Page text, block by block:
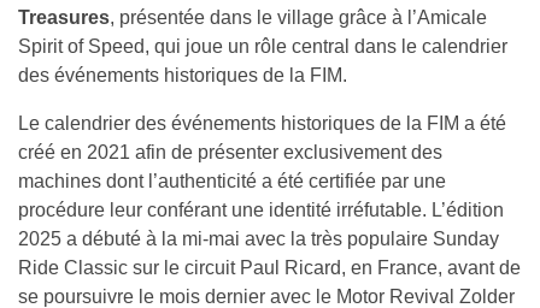
Treasures, présentée dans le village grâce à l’Amicale
Spirit of Speed, qui joue un rôle central dans le calendrier
des événements historiques de la FIM.
Le calendrier des événements historiques de la FIM a été
créé en 2021 afin de présenter exclusivement des
machines dont l’authenticité a été certifiée par une
procédure leur conférant une identité irréfutable. L’édition
2025 a débuté à la mi-mai avec la très populaire Sunday
Ride Classic sur le circuit Paul Ricard, en France, avant de
se poursuivre le mois dernier avec le Motor Revival Zolder